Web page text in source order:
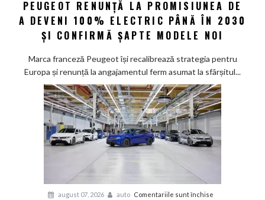
Peugeot
renunță
la
a
100%
electric
până
2030
șapte
PEUGEOT RENUNȚĂ LA PROMISIUNEA DE
A DEVENI 100% ELECTRIC PÂNĂ ÎN 2030
ȘI CONFIRMĂ ȘAPTE MODELE NOI
Marca franceză Peugeot își recalibrează strategia pentru
Europa și renunță la angajamentul ferm asumat la sfârșitul...
august 07, 2026 auto Comentariile sunt închise